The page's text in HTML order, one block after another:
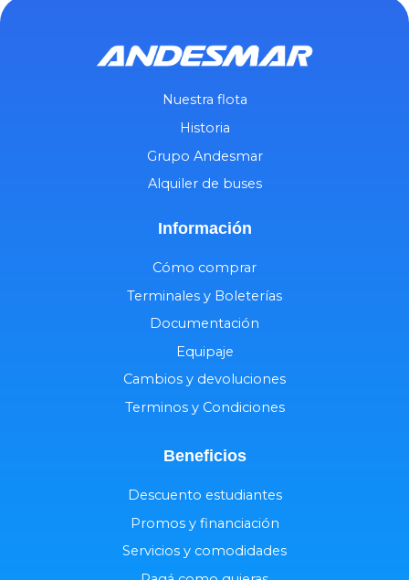
Nuestra flota
Historia
Grupo Andesmar
Alquiler de buses
Información
Cómo comprar
Terminales y Boleterías
Documentación
Equipaje
Cambios y devoluciones
Terminos y Condiciones
Beneficios
Descuento estudiantes
Promos y financiación
Servicios y comodidades